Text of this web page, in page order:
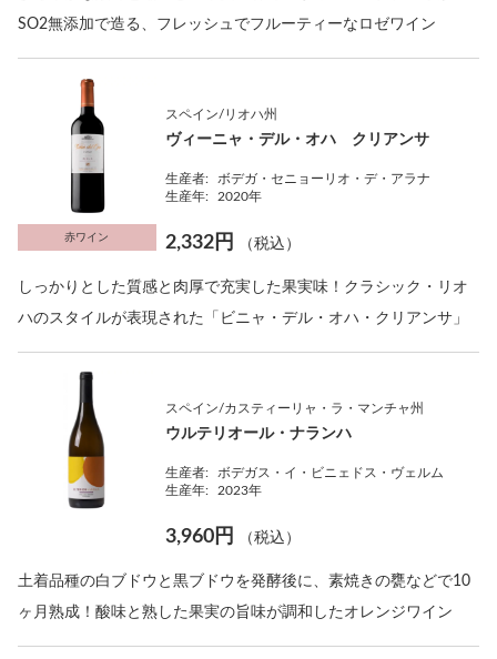
SO2無添加で造る、フレッシュでフルーティーなロゼワイン
赤ワイン
スペイン/リオハ州
ヴィーニャ・デル・オハ クリアンサ
生産者:
ボデガ・セニョーリオ・デ・アラナ
生産年:
2020年
2,332円 （税込）
しっかりとした質感と肉厚で充実した果実味！クラシック・リオ
ハのスタイルが表現された「ビニャ・デル・オハ・クリアンサ」
スペイン/カスティーリャ・ラ・マンチャ州
ウルテリオール・ナランハ
生産者:
ボデガス・イ・ビニェドス・ヴェルム
生産年:
2023年
3,960円 （税込）
土着品種の白ブドウと黒ブドウを発酵後に、素焼きの甕などで10
ヶ月熟成！酸味と熟した果実の旨味が調和したオレンジワイン